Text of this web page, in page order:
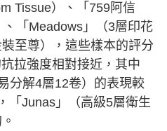
Tissue）、「759阿信
「Meadows」（3層印花
至尊），這些樣本的評分
拉強度相對接近，其中
分解4層12卷）的表現較
「Junas」（高級5層衛生